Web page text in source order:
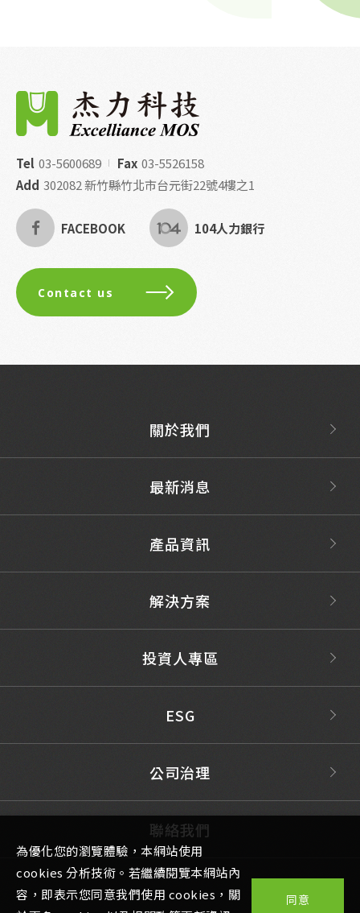
Tel 03-5600689 Fax 03-5526158
Add 302082 新竹縣竹北市台元街22號4樓之1
FACEBOOK 104人力銀行
Contact us
關於我們
最新消息
產品資訊
解決方案
投資人專區
ESG
公司治理
聯絡我們
為優化您的瀏覽體驗，本網站使用
cookies 分析技術。若繼續閱覽本網站內
容，即表示您同意我們使用 cookies，關
同意